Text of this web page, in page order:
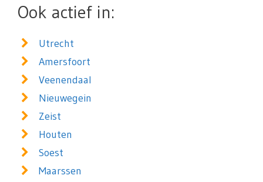
Ook actief in:
Utrecht
Amersfoort
Veenendaal
Nieuwegein
Zeist
Houten
Soest
Maarssen